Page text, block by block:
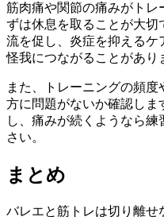
筋肉痛や関節の痛みがトレ
ずは休息を取ることが大切
流を促し、炎症を抑えるケ
怪我につながることがあり
また、トレーニングの頻
方に問題がないか確認しま
し、痛みが続くようなら
さい。
まとめ
バレエと筋トレは切り離せ